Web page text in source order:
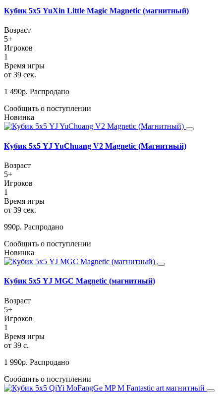
Кубик 5х5 YuXin Little Magic Magnetic (магнитный)
Возраст
5+
Игроков
1
Время игры
от 39 сек.
1 490р. Распродано
Сообщить о поступлении
Новинка
Кубик 5х5 YJ YuChuang V2 Magnetic (Магнитный)
Возраст
5+
Игроков
1
Время игры
от 39 сек.
990р. Распродано
Сообщить о поступлении
Новинка
Кубик 5х5 YJ MGC Magnetic (магнитный)
Возраст
5+
Игроков
1
Время игры
от 39 с.
1 990р. Распродано
Сообщить о поступлении